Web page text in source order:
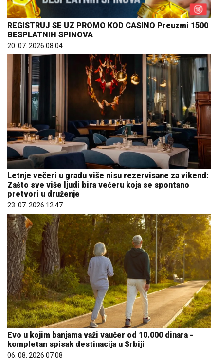
REGISTRUJ SE UZ PROMO KOD CASINO Preuzmi 1500
BESPLATNIH SPINOVA
20. 07. 2026 08:04
Letnje večeri u gradu više nisu rezervisane za vikend:
Zašto sve više ljudi bira večeru koja se spontano
pretvori u druženje
23. 07. 2026 12:47
Evo u kojim banjama važi vaučer od 10.000 dinara -
kompletan spisak destinacija u Srbiji
06. 08. 2026 07:08